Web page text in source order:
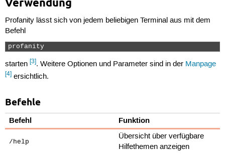
Profanity lässt sich von jedem beliebigen Terminal aus mit dem
Befehl
profanity
starten [3]. Weitere Optionen und Parameter sind in der Manpage
[4]ersichtlich.
Befehle
Befehl Funktion
/help
Übersicht über verfügbare
Hilfethemen anzeigen